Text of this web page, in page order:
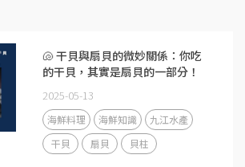
🐚 干貝與扇貝的微妙關係：你吃
的干貝，其實是扇貝的一部分！
2025-05-13
海鮮料理 海鮮知識
九江水產
干貝
扇貝 貝柱